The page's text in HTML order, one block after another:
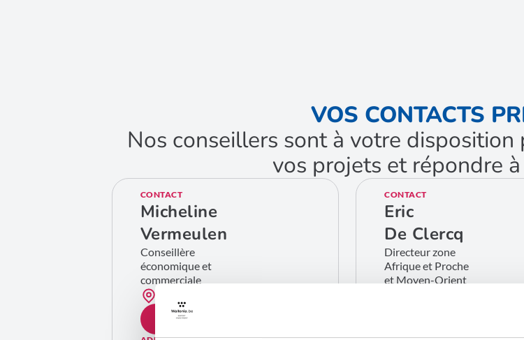
VOS CONTACTS
Nos conseillers sont à votre
vos projets et répondre
CONTACT
Micheline
Vermeulen
Conseillère
économique et
commerciale
CONTACTEZ-MOI
CONTACT
Eric
De Clercq
Directeur zone
Afrique et Proche
et Moyen-Orient